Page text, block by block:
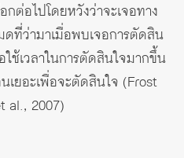
ต่อไปโดยหวังว่าจะเจอทาง
ที่ว่ามาเมื่อพบเจอการตัดสิน
ช้เวลาในการตัดสินใจมากขึ้น
เยอะเพื่อจะตัดสินใจ (Frost
al., 2007)